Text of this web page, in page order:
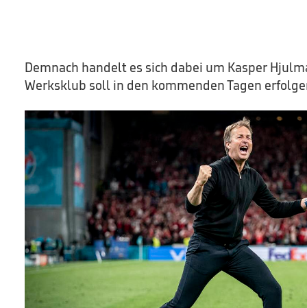
Demnach handelt es sich dabei um Kasper
Werksklub soll in den kommenden Tagen